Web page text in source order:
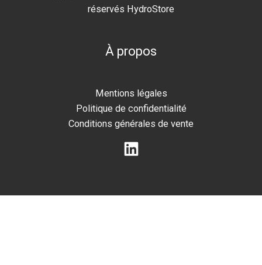
réservés HydroStore
À propos
Mentions légales
Politique de confidentialité
Conditions générales de vente